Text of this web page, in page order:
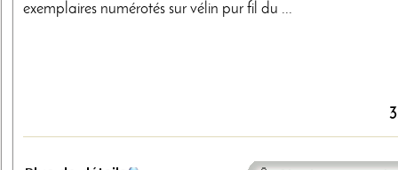
exemplaires numérotés sur vélin pur fil du ...